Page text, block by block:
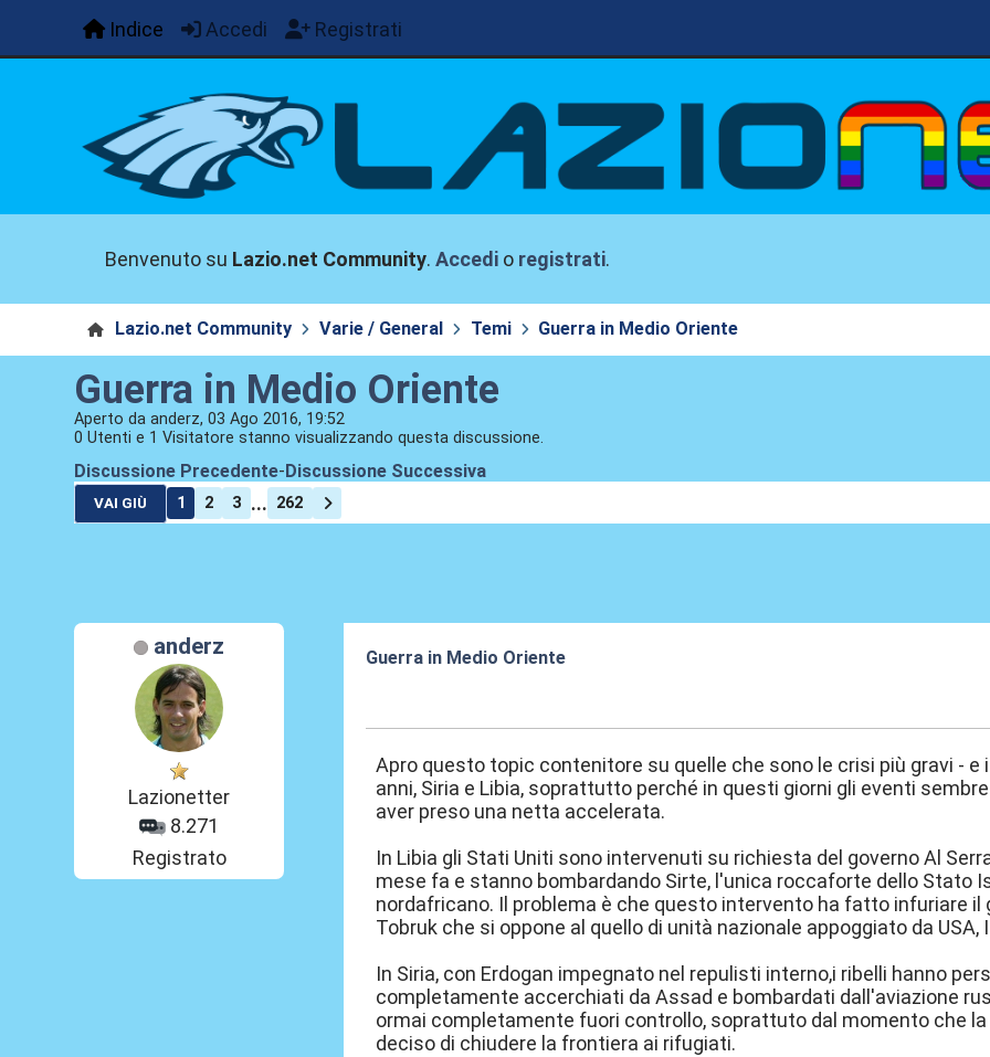
Indice Accedi Registrati
Benvenuto su Lazio.net Community.Accedi o registrati.
Lazio.net Community Varie / General Temi Guerra in Medio Oriente
Guerra in Medio Oriente
Aperto da anderz, 03 Ago 2016, 19:52
0 Utenti e 1 Visitatore stanno visualizzando questa discussione.
Discussione Precedente- Discussione Successiva
VAI GIÙ 1 2 3 ... 262
anderz
Lazionetter
8.271
Registrato
Guerra in Medio Oriente
Apro questo topic contenitore su quelle che sono le crisi più gravi -
anni, Siria e Libia, soprattutto perché in questi giorni gli eventi
aver preso una netta accelerata.
In Libia gli Stati Uniti sono intervenuti su richiesta del governo Al
mese fa e stanno bombardando Sirte, l'unica roccaforte dello Stato
nordafricano. Il problema è che questo intervento ha fatto infuriare
Tobruk che si oppone al quello di unità nazionale appoggiato da USA,
In Siria, con Erdogan impegnato nel repulisti interno,i ribelli hanno
completamente accerchiati da Assad e bombardati dall'aviazione
ormai completamente fuori controllo, soprattuto dal momento che la
deciso di chiudere la frontiera ai rifugiati.